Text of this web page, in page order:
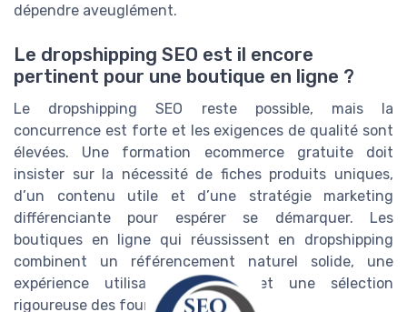
dépendre aveuglément.
Le dropshipping SEO est il encore
pertinent pour une boutique en ligne ?
Le dropshipping SEO reste possible, mais la
concurrence est forte et les exigences de qualité sont
élevées. Une formation ecommerce gratuite doit
insister sur la nécessité de fiches produits uniques,
d’un contenu utile et d’une stratégie marketing
différenciante pour espérer se démarquer. Les
boutiques en ligne qui réussissent en dropshipping
combinent un référencement naturel solide, une
expérience utilisateur soignée et une sélection
rigoureuse des fournisseurs.